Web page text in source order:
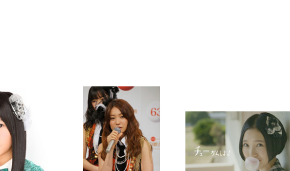
ェ
Sezlife オフィスチェア デスク
チェア 疲れない テレワーク
チェア 強化バックレスト 30
度ロッキング機能 人間工学 椅
子 腰サポート 90度跳ね上げ
式アームレスト 3Dヘッドレス
ト ハンガー付き 高反発クッシ
ョン PCチェア 通気性メッシ
ュ ゲーミング/勉強/事務用 お
￥7,680
チェア 疲れない テレワーク
チェア 強化バックレスト 30度
ロッキング機能 人間工学 椅子
腰サポート 90度跳ね上げ式ア
ームレスト 3Dヘッドレスト
ハンガー付き 高反発クッショ
ン PCチェア 通気性メッシュ
ゲーミング/勉強/事務用 おし
￥7,680
ポート付き 腰サポート
ス圧無段階昇降 360度
転 キャスター付き コ
クト 幅52×奥行58.5×高
84～96cm テレワーク
宅勤務 ブラック
￥4,139
【純正品】27"ゲーミングモ
ニター DualSense 充電フッ
ク付き（CFI-ZDM1J）
￥49,979
【整備済み品】Dell
E2724HS 27インチ 液晶モ
ニター フル
HD（1920×1080）VA 非光
沢 HDMI/DisplayPort/VGA
スピーカー内蔵 高さ調整 ス
イベル VESA対応
ComfortView ビジネス向け
￥15,800
ーミングモニター QD 24.5イ
1ms FHD 量子ドット 残像低減
年保証 | 輝点保証 | 日本メーカ
￥34,980
ネオ・ルーライフ ネオ・オム
ツ L 中型犬用 26枚入り 単品
￥1,800
ック) 【Amazon.co.jp限定】
Smart Basic アイリスオーヤマ
ペットシーツ 超厚型 お徳用
ワイド 100枚入 (x 1) (ケース
販売)
￥3,670
【Amazon.co.jp限定】
￥3,731